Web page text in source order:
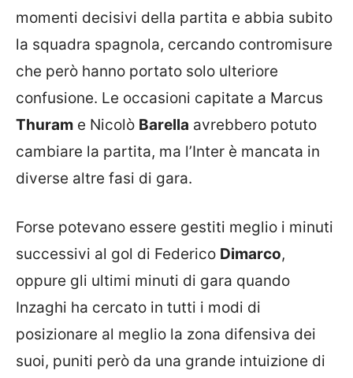
momenti decisivi della partita e abbia subito
la squadra spagnola, cercando contromisure
che però hanno portato solo ulteriore
confusione. Le occasioni capitate a Marcus
Thuram e Nicolò Barella avrebbero potuto
cambiare la partita, ma l’Inter è mancata in
diverse altre fasi di gara.
Forse potevano essere gestiti meglio i minuti
successivi al gol di Federico Dimarco,
oppure gli ultimi minuti di gara quando
Inzaghi ha cercato in tutti i modi di
posizionare al meglio la zona difensiva dei
suoi, puniti però da una grande intuizione di